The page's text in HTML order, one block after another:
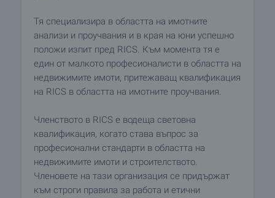
Тя специализира в областта на имотните
анализи и проучвания и в края на юни успешно
положи изпит пред RICS. Към момента тя е
един от малкото професионалисти в областта на
недвижимите имоти, притежаващ квалификация
на RICS в областта на имотните проучвания.
Членството в RICS е водеща световна
квалификация, когато става въпрос за
професионални стандарти в областта на
недвижимите имоти и строителството.
Членовете на тази организация се придържат
към строги правила за работа и етични